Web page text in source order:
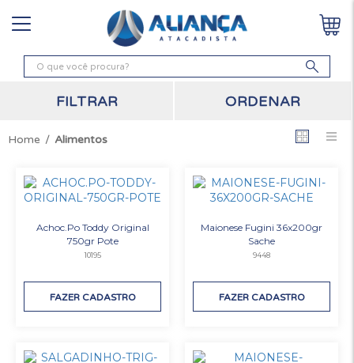
Alimentos
FILTRAR ORDENAR
Achoc.Po Toddy Original
750gr Pote
10195
FAZER CADASTRO
Maionese Fugini 36x200gr
Sache
9448
FAZER CADASTRO